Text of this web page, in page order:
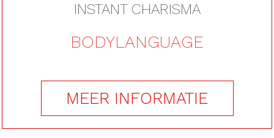
INSTANT CHARISMA
BODYLANGUAGE
MEER INFORMATIE